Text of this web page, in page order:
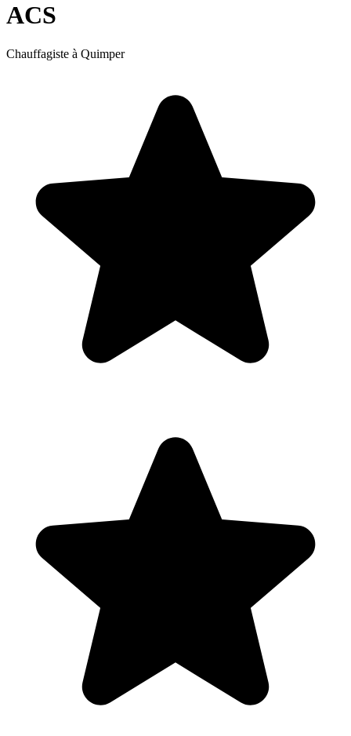
ACS
Chauffagiste à Quimper